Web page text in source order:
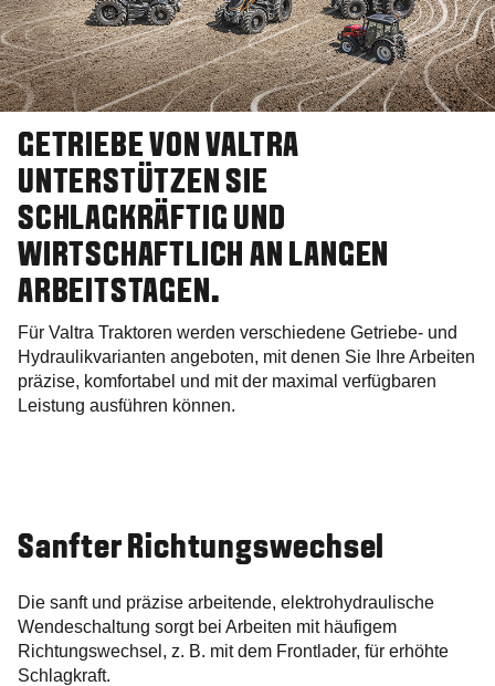
GETRIEBE VON VALTRA
UNTERSTÜTZEN SIE
SCHLAGKRÄFTIG UND
WIRTSCHAFTLICH AN LANGEN
ARBEITSTAGEN.
Für Valtra Traktoren werden verschiedene Getriebe- und
Hydraulikvarianten angeboten, mit denen Sie Ihre Arbeiten
präzise, komfortabel und mit der maximal verfügbaren
Leistung ausführen können.
Sanfter Richtungswechsel
Die sanft und präzise arbeitende, elektrohydraulische
Wendeschaltung sorgt bei Arbeiten mit häufigem
Richtungswechsel, z. B. mit dem Frontlader, für erhöhte
Schlagkraft.